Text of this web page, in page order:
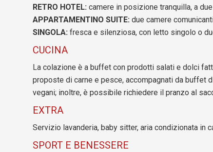
RETRO HOTEL: camere in posizione tranquilla, a
APPARTAMENTINO SUITE: due camere
SINGOLA: fresca e silenziosa, con letto singolo o
CUCINA
La colazione è a buffet con prodotti salati e dolci
proposte di carne e pesce, accompagnati da buffet
vegani; inoltre, è possibile richiedere il pranzo al
EXTRA
Servizio lavanderia, baby sitter, aria condizionata in
SPORT E BENESSERE